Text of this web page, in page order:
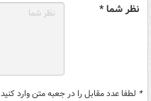
نظر شما *
* لطفا عدد مقابل را در جعبه متن وارد کنید